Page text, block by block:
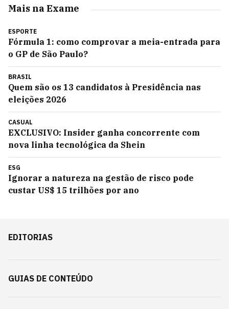
Mais na Exame
ESPORTE
Fórmula 1: como comprovar a meia-entrada para
o GP de São Paulo?
BRASIL
Quem são os 13 candidatos à Presidência nas
eleições 2026
CASUAL
EXCLUSIVO: Insider ganha concorrente com
nova linha tecnológica da Shein
ESG
Ignorar a natureza na gestão de risco pode
custar US$ 15 trilhões por ano
EDITORIAS
GUIAS DE CONTEÚDO